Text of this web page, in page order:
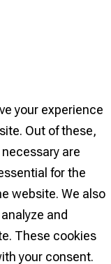
your experience
Out of these,
are
for the
website. We also
and
These cookies
your consent.